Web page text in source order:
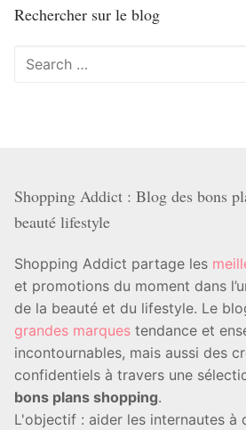
Rechercher sur le blog
Rechercher
Shopping Addict : Blog des bons
beauté lifestyle
Shopping Addict partage les
et promotions du moment dans
de la beauté et du lifestyle. Le
grandes marques tendance et
incontournables, mais aussi des
confidentiels à travers une
bons plans shopping.
L'objectif : aider les internautes à